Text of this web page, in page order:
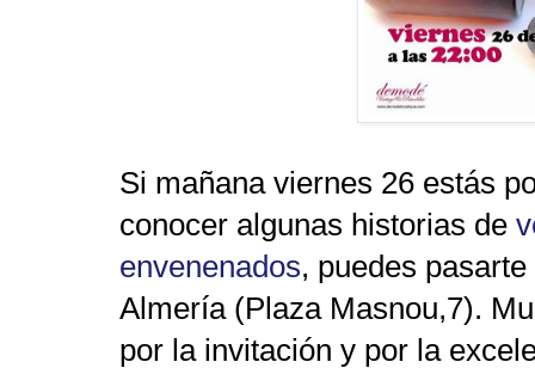
Si mañana viernes 26 estás
conocer algunas historias de
envenenados, puedes
Almería (Plaza Masnou,7).
por la invitación y por la